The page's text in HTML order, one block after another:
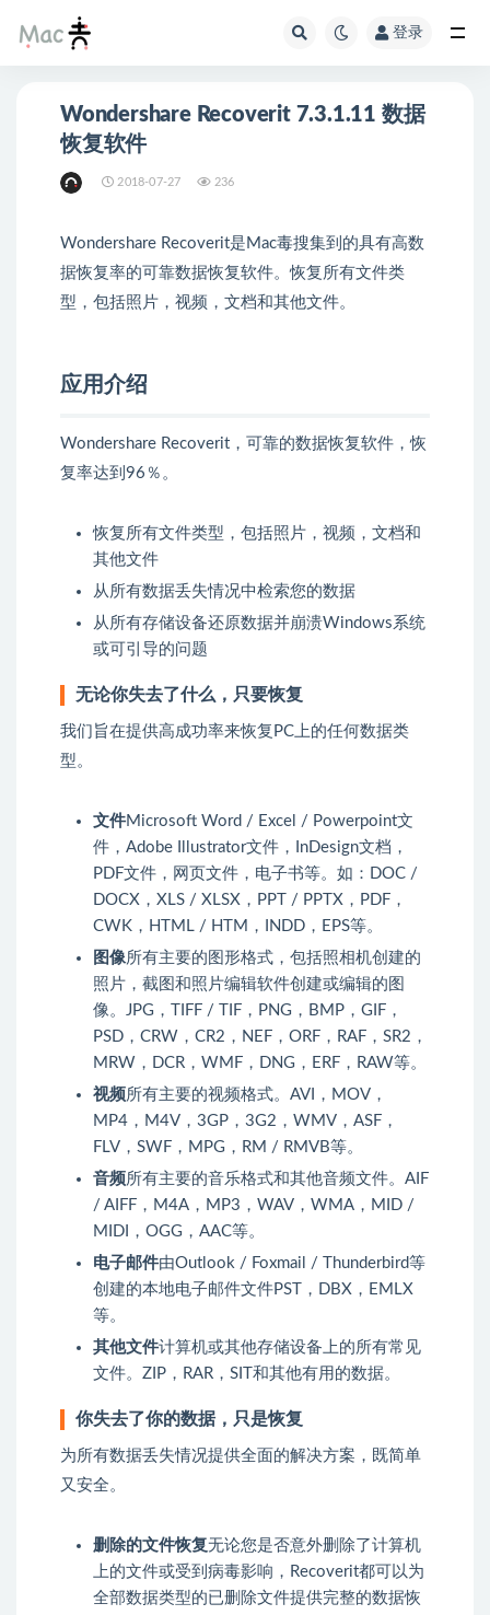
登录
Wondershare Recoverit 7.3.1.11 数据
恢复软件
2018-07-27 236
Wondershare Recoverit是Mac毒搜集到的具有高数
据恢复率的可靠数据恢复软件。恢复所有文件类
型，包括照片，视频，文档和其他文件。
应用介绍
Wondershare Recoverit，可靠的数据恢复软件，恢
复率达到96％。
恢复所有文件类型，包括照片，视频，文档和
其他文件
从所有数据丢失情况中检索您的数据
从所有存储设备还原数据并崩溃Windows系统
或可引导的问题
无论你失去了什么，只要恢复
我们旨在提供高成功率来恢复PC上的任何数据类
型。
文件Microsoft Word / Excel / Powerpoint文
件，Adobe Illustrator文件，InDesign文档，
PDF文件，网页文件，电子书等。如：DOC /
DOCX，XLS / XLSX，PPT / PPTX，PDF，
CWK，HTML / HTM，INDD，EPS等。
图像所有主要的图形格式，包括照相机创建的
照片，截图和照片编辑软件创建或编辑的图
像。JPG，TIFF / TIF，PNG，BMP，GIF，
PSD，CRW，CR2，NEF，ORF，RAF，SR2，
MRW，DCR，WMF，DNG，ERF，RAW等。
视频所有主要的视频格式。AVI，MOV，
MP4，M4V，3GP，3G2，WMV，ASF，
FLV，SWF，MPG，RM / RMVB等。
音频所有主要的音乐格式和其他音频文件。AIF
/ AIFF，M4A，MP3，WAV，WMA，MID /
MIDI，OGG，AAC等。
电子邮件由Outlook / Foxmail / Thunderbird等
创建的本地电子邮件文件PST，DBX，EMLX
等。
其他文件计算机或其他存储设备上的所有常见
文件。ZIP，RAR，SIT和其他有用的数据。
你失去了你的数据，只是恢复
为所有数据丢失情况提供全面的解决方案，既简单
又安全。
删除的文件恢复无论您是否意外删除了计算机
上的文件或受到病毒影响，Recoverit都可以为
全部数据类型的已删除文件提供完整的数据恢